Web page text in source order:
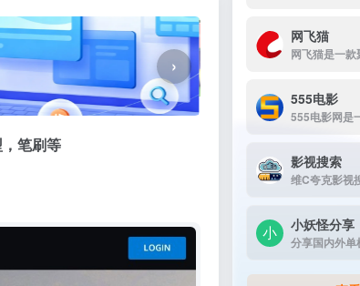
›
笔刷等
网飞猫
555电影
影视搜索
维C夸克影视
小妖怪分享
分享国内外单